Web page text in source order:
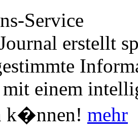
Service
erstellt
einem
k�nnen! mehr